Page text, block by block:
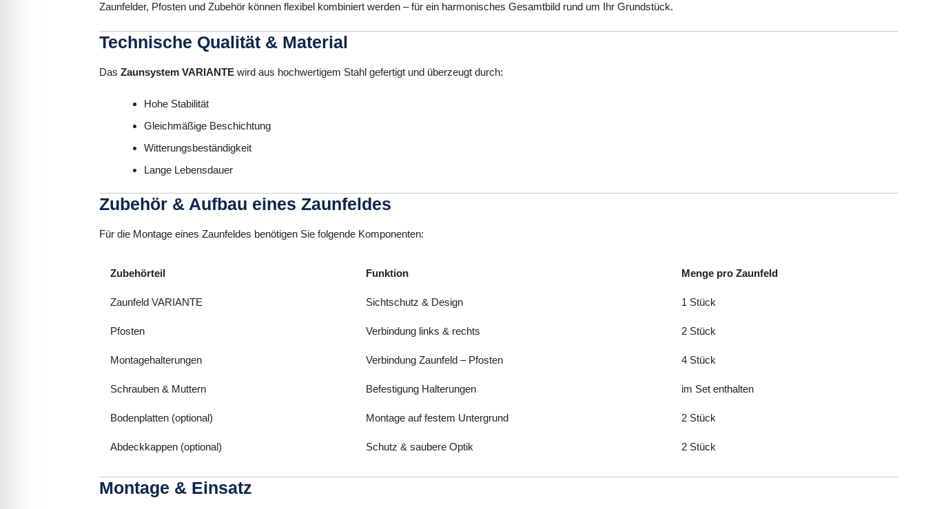
Zaunfelder, Pfosten und Zubehör können flexibel kombiniert werden – für ein harmonisches Gesamtbild rund um Ihr Grundstück.
Technische Qualität & Material
DasZaunsystem VARIANTE wird aus hochwertigem Stahl gefertigt und überzeugt durch:
Hohe Stabilität
Gleichmäßige Beschichtung
Witterungsbeständigkeit
Lange Lebensdauer
Zubehör & Aufbau eines Zaunfeldes
Für die Montage eines Zaunfeldes benötigen Sie folgende Komponenten:
Zubehörteil Funktion Menge pro Zaunfeld
Zaunfeld VARIANTE Sichtschutz & Design 1 Stück
Pfosten Verbindung links & rechts 2 Stück
Montagehalterungen Verbindung Zaunfeld – Pfosten 4 Stück
Schrauben & Muttern Befestigung Halterungen im Set enthalten
Bodenplatten (optional) Montage auf festem Untergrund 2 Stück
Abdeckkappen (optional) Schutz & saubere Optik 2 Stück
Montage & Einsatz